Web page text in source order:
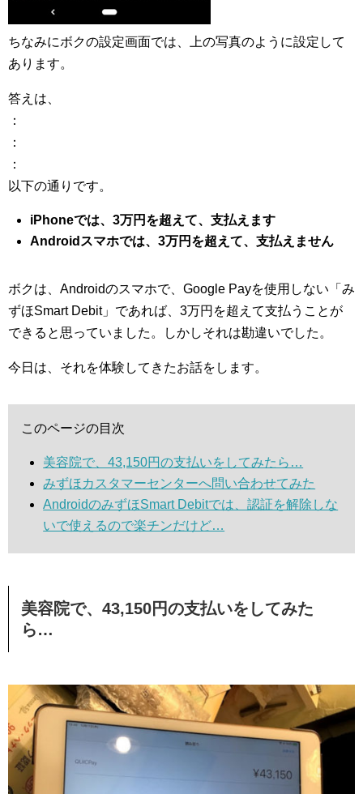
ちなみにボクの設定画面では、上の写真のように設定して
あります。
答えは、
：
：
：
以下の通りです。
iPhoneでは、3万円を超えて、支払えます
Androidスマホでは、3万円を超えて、支払えません
ボクは、Androidのスマホで、Google Payを使用しない「み
ずほSmart Debit」であれば、3万円を超えて支払うことが
できると思っていました。しかしそれは勘違いでした。
今日は、それを体験してきたお話をします。
このページの目次
美容院で、43,150円の支払いをしてみたら…
みずほカスタマーセンターへ問い合わせてみた
AndroidのみずほSmart Debitでは、認証を解除しな
いで使えるので楽チンだけど…
美容院で、43,150円の支払いをしてみた
ら…